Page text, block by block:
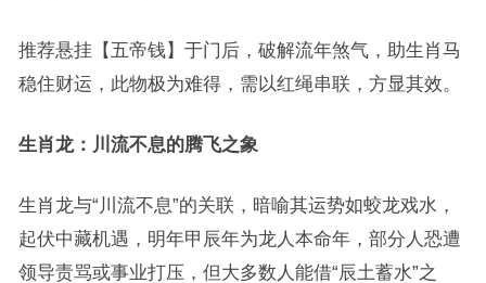
推荐悬挂【五帝钱】于门后，破解流年煞气，助生肖马
稳住财运，此物极为难得，需以红绳串联，方显其效。
生肖龙：川流不息的腾飞之象
生肖龙与“川流不息”的关联，暗喻其运势如蛟龙戏水，
起伏中藏机遇，明年甲辰年为龙人本命年，部分人恐遭
领导责骂或事业打压，但大多数人能借“辰土蓄水”之